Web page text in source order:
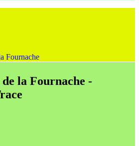
Fournache
la Fournache -